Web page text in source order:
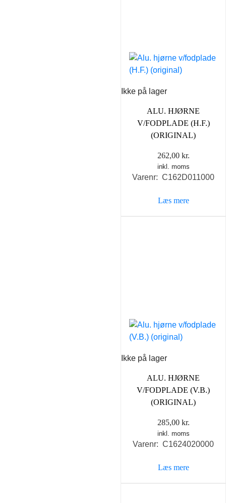
Ikke på lager
ALU. HJØRNE
V/FODPLADE (H.F.)
(ORIGINAL)
262,00 kr.
inkl. moms
Varenr: C162D011000
Læs mere
Ikke på lager
ALU. HJØRNE
V/FODPLADE (V.B.)
(ORIGINAL)
285,00 kr.
inkl. moms
Varenr: C1624020000
Læs mere